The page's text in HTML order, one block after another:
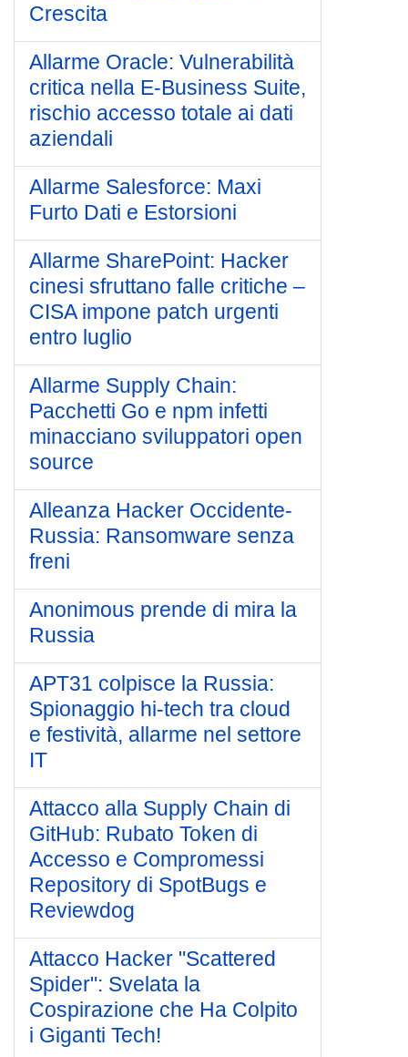
Crescita
Allarme Oracle: Vulnerabilità
critica nella E-Business Suite,
rischio accesso totale ai dati
aziendali
Allarme Salesforce: Maxi
Furto Dati e Estorsioni
Allarme SharePoint: Hacker
cinesi sfruttano falle critiche –
CISA impone patch urgenti
entro luglio
Allarme Supply Chain:
Pacchetti Go e npm infetti
minacciano sviluppatori open
source
Alleanza Hacker Occidente-
Russia: Ransomware senza
freni
Anonimous prende di mira la
Russia
APT31 colpisce la Russia:
Spionaggio hi-tech tra cloud
e festività, allarme nel settore
IT
Attacco alla Supply Chain di
GitHub: Rubato Token di
Accesso e Compromessi
Repository di SpotBugs e
Reviewdog
Attacco Hacker "Scattered
Spider": Svelata la
Cospirazione che Ha Colpito
i Giganti Tech!